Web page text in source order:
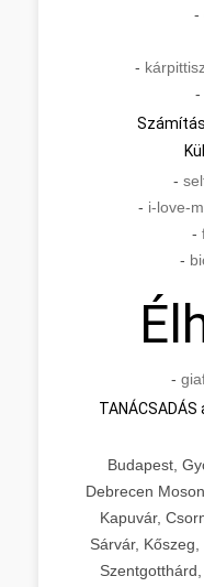
-
-
-
-
- i-love-
-
-
-
Budapest,
Debrecen
Kapuvár,
Sárvár,